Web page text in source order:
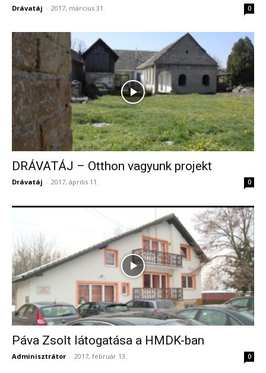
Drávatáj - 2017, március 31. 0
DRÁVATÁJ – Otthon vagyunk projekt
Drávatáj - 2017, április 11. 0
Páva Zsolt látogatása a HMDK-ban
Adminisztrátor - 2017, február 13. 0